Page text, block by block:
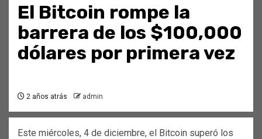
El Bitcoin rompe la
barrera de los $100,000
dólares por primera vez
2 años atrás admin
Este miércoles, 4 de diciembre, el Bitcoin superó los